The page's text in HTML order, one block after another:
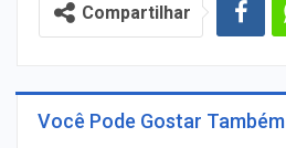
Compartilhar
Você Pode Gostar Também